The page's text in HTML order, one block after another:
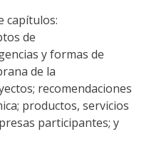
capítulos:
de
y formas de
de la
recomendaciones
productos, servicios
participantes; y